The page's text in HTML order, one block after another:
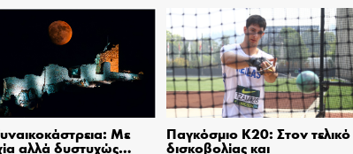
Με
αλλά δυστυχώς…
Παγκόσμιο Κ20: Στον τελικό
δισκοβολίας και